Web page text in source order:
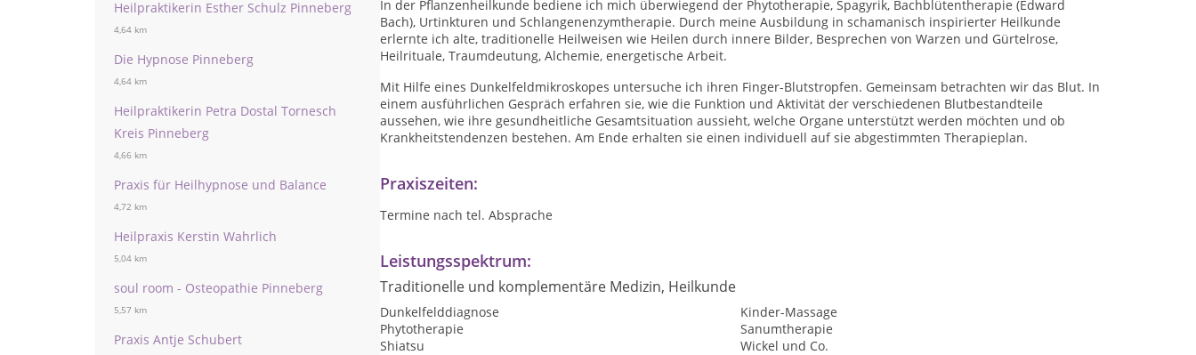
Heilpraktikerin Esther Schulz Pinneberg
4,64 km
Die Hypnose Pinneberg
4,64 km
Heilpraktikerin Petra Dostal Tornesch
Kreis Pinneberg
4,66 km
Praxis für Heilhypnose und Balance
4,72 km
Heilpraxis Kerstin Wahrlich
5,04 km
soul room - Osteopathie Pinneberg
5,57 km
Praxis Antje Schubert
In der Pflanzenheilkunde bediene ich mich überwiegend der Phytotherapie, Spagyrik, Bachblütentherapie (Edward
Bach), Urtinkturen und Schlangenenzymtherapie. Durch meine Ausbildung in schamanisch inspirierter Heilkunde
erlernte ich alte, traditionelle Heilweisen wie Heilen durch innere Bilder, Besprechen von Warzen und Gürtelrose,
Heilrituale, Traumdeutung, Alchemie, energetische Arbeit.
Mit Hilfe eines Dunkelfeldmikroskopes untersuche ich ihren Finger-Blutstropfen. Gemeinsam betrachten wir das Blut. In
einem ausführlichen Gespräch erfahren sie, wie die Funktion und Aktivität der verschiedenen Blutbestandteile
aussehen, wie ihre gesundheitliche Gesamtsituation aussieht, welche Organe unterstützt werden möchten und ob
Krankheitstendenzen bestehen. Am Ende erhalten sie einen individuell auf sie abgestimmten Therapieplan.
Praxiszeiten:
Termine nach tel. Absprache
Leistungsspektrum:
Traditionelle und komplementäre Medizin, Heilkunde
Dunkelfelddiagnose
Kinder-Massage
Phytotherapie
Sanumtherapie
Shiatsu
Wickel und Co.